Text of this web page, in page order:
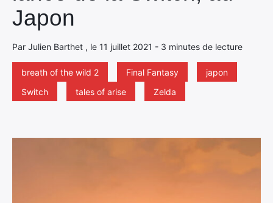
Japon
Par Julien Barthet , le 11 juillet 2021 - 3 minutes de lecture
breath of the wild 2 Final Fantasy
japon
Switch
tales of arise Zelda